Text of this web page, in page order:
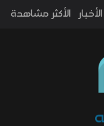
الأكثر مشاهدة